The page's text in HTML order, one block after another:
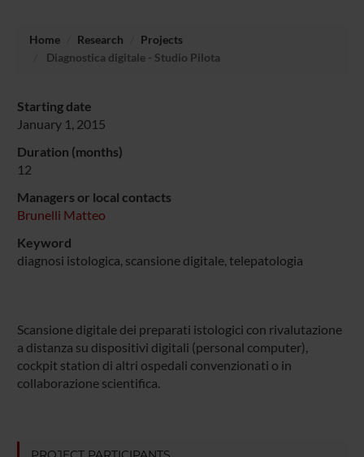
Home Research
Projects
Diagnostica digitale - Studio Pilota
Starting date
January 1, 2015
Duration (months)
12
Managers or local contacts
Brunelli Matteo
Keyword
diagnosi istologica, scansione digitale, telepatologia
Scansione digitale dei preparati istologici con rivalutazione
a distanza su dispositivi digitali (personal computer),
cockpit station di altri ospedali convenzionati o in
collaborazione scientifica.